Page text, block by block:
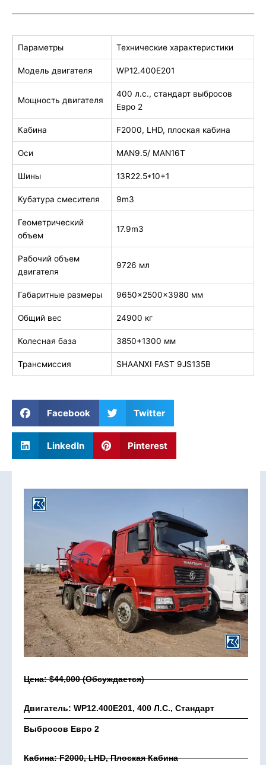
Параметры Технические характеристики
Модель двигателя WP12.400E201
Мощность двигателя
400 л.с., стандарт выбросов
Евро 2
Кабина F2000, LHD, плоская кабина
Оси MAN9.5/ MAN16T
Шины 13R22.5*10+1
Кубатура смесителя 9m3
Геометрический
объем
17.9m3
Рабочий объем
двигателя
9726 мл
Габаритные размеры 9650x2500x3980 мм
Общий вес 24900 кг
Колесная база 3850+1300 мм
Трансмиссия SHAANXI FAST 9JS135B
Facebook Twitter
LinkedIn Pinterest
Цена: $44,000 (обсуждается)
Двигатель: WP12.400E201, 400 Л.с., Стандарт
Выбросов Евро 2
Кабина: F2000, LHD, Плоская Кабина